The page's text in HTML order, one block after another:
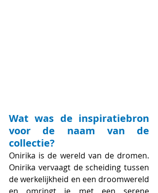
Wat was de inspiratiebron
voor de naam van de
collectie?
Onirika is de wereld van de dromen.
Onirika vervaagt de scheiding tussen
de werkelijkheid en een droomwereld